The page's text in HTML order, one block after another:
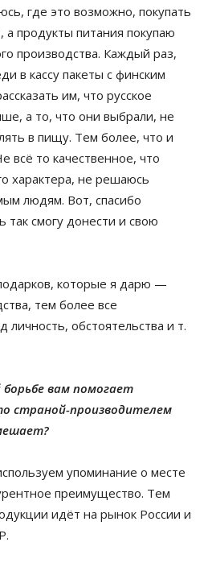
где это возможно, покупать
продукты питания покупаю
производства. Каждый раз,
в кассу пакеты с финским
им, что русское
а то, что они выбрали, не
в пищу. Тем более, что и
всё то качественное, что
характера, не решаюсь
людям. Вот, спасибо
так смогу донести и свою
которые я дарю —
тем более все
личность, обстоятельства и т.
вам помогает
страной-производителем
упоминание о месте
преимущество. Тем
идёт на рынок России и